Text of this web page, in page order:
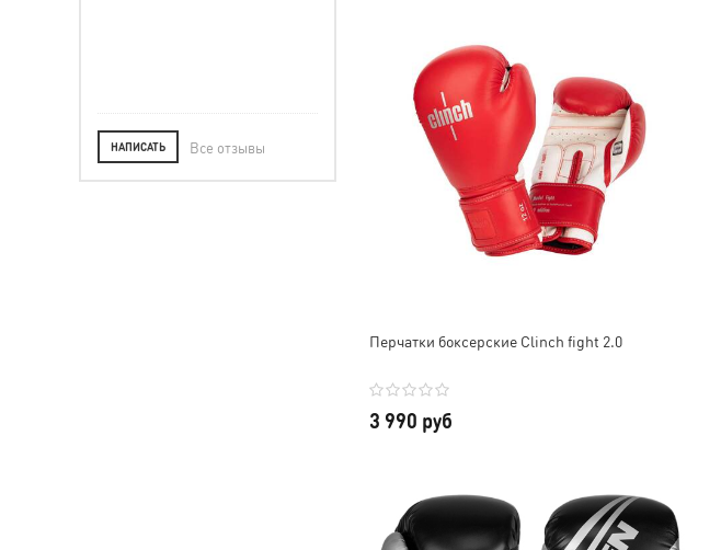
Перчатки боксерские Clinch fight 2.0
3 990 руб
НАПИСАТЬ Все отзывы